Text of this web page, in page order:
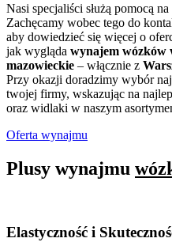
Nasi specjaliści służą pomocą
Zachęcamy wobec tego do
aby dowiedzieć się więcej o
jak wygląda wynajem wózków
mazowieckie – włącznie z
Przy okazji doradzimy wybór
twojej firmy, wskazując na
oraz widlaki w naszym
Oferta wynajmu
Plusy wynajmu
Elastyczność i